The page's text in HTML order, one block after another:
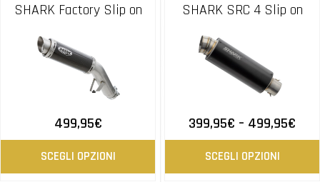
SHARK Factory Slip on
499,95€
SCEGLI OPZIONI
SHARK SRC 4 Slip on
399,95€ – 499,95€
SCEGLI OPZIONI